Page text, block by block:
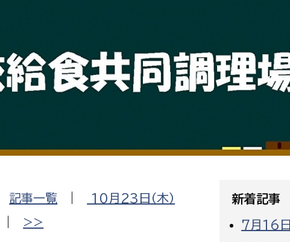
都市基盤
観光
文化財課
図書館
子ども若者部
子ども政策課
保育課
経済部
農政課
記事一覧
10月23日（木）
>>
新着記事
7月16日